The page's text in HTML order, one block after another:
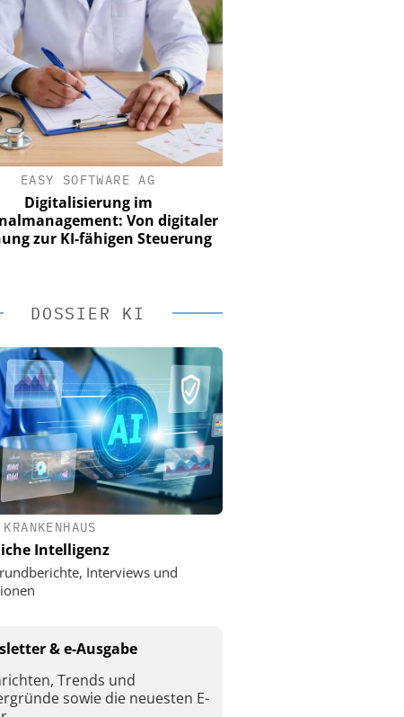
EASY SOFTWARE AG
Digitalisierung im
Von digitaler
zur KI-fähigen Steuerung
DOSSIER KI
Intelligenz
Interviews und
& e-Ausgabe
Trends und
sowie die neuesten E-